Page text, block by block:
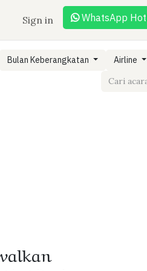
Sign in WhatsApp
Bulan Keberangkatan Airline